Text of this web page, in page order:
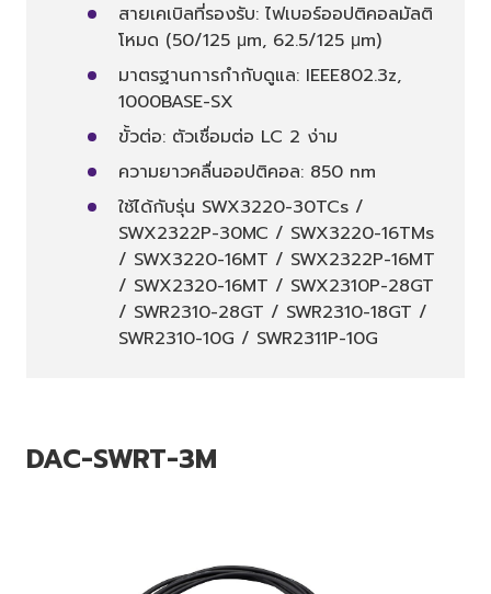
สายเคเบิลที่รองรับ: ไฟเบอร์ออปติคอลมัลติ
โหมด (50/125 μm, 62.5/125 μm)
มาตรฐานการกำกับดูแล: IEEE802.3z,
1000BASE-SX
ขั้วต่อ: ตัวเชื่อมต่อ LC 2 ง่าม
ความยาวคลื่นออปติคอล: 850 nm
ใช้ได้กับรุ่น SWX3220-30TCs /
SWX2322P-30MC / SWX3220-16TMs
/ SWX3220-16MT / SWX2322P-16MT
/ SWX2320-16MT / SWX2310P-28GT
/ SWR2310-28GT / SWR2310-18GT /
SWR2310-10G / SWR2311P-10G
DAC-SWRT-3M